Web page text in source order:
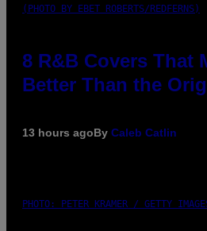
(PHOTO BY EBET ROBERTS/REDFERNS)
8 R&B Covers That
Better Than the
13 hours agoBy Caleb Catlin
PHOTO: PETER KRAMER / GETTY